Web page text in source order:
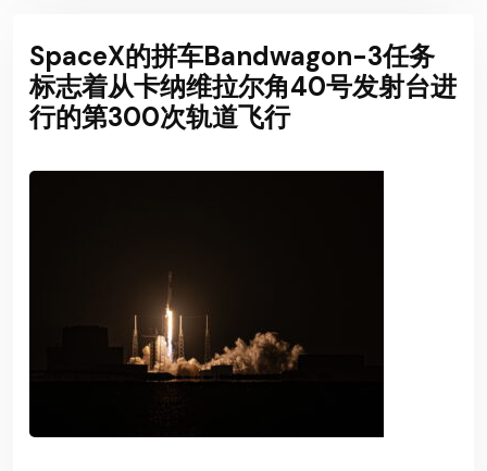
SpaceX的拼车Bandwagon-3任务
标志着从卡纳维拉尔角40号发射台进
行的第300次轨道飞行